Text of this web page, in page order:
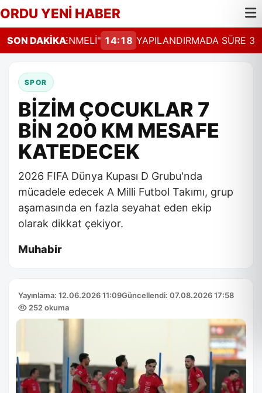
ORDU YENİ HABER
SON DAKİKA
GÜNCELLENMELİ" 14:18 YAPILANDIRMADA SÜRE 31
SPOR
BİZİM ÇOCUKLAR 7
BİN 200 KM MESAFE
KATEDECEK
2026 FIFA Dünya Kupası D Grubu'nda
mücadele edecek A Milli Futbol Takımı, grup
aşamasında en fazla seyahat eden ekip
olarak dikkat çekiyor.
Muhabir
Yayınlama: 12.06.2026 11:09Güncellendi: 07.08.2026 17:58
252 okuma